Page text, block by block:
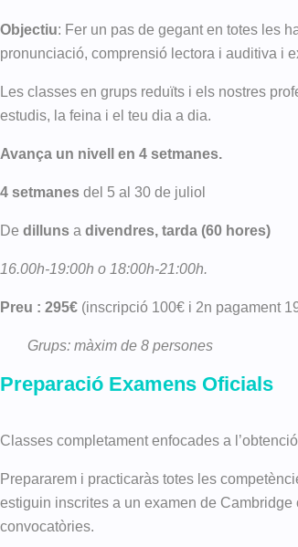
Objectiu: Fer un pas de gegant en totes les
pronunciació, comprensió lectora i auditiva i
Les classes en grups reduïts i els nostres
estudis, la feina i el teu dia a dia.
Avança un nivell en 4 setmanes.
4 setmanes del 5 al 30 de juliol
De dilluns a divendres, tarda (60 hores)
16.00h-19:00h o 18:00h-21:00h.
Preu : 295€ (inscripció 100€ i 2n pagament
Grups: màxim de 8 persones
Preparació Examens Oficials
Classes completament enfocades a l’obtenció
Prepararem i practicaràs totes les
estiguin inscrites a un examen de
convocatòries.